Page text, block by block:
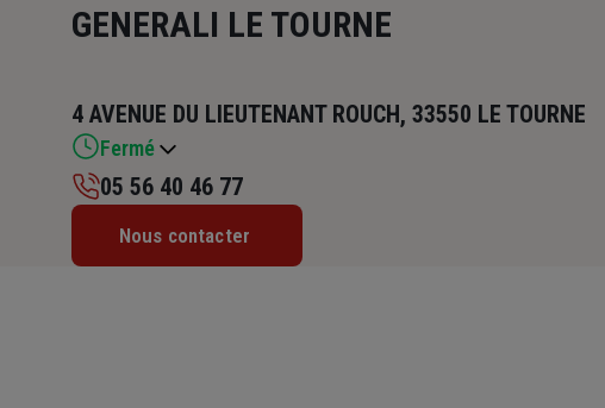
GENERALI LE TOURNE
4 AVENUE DU LIEUTENANT ROUCH, 33550 LE TOURNE
Fermé
Mardi : 09h – 12h30 / 14h – 17h30
05 56 40 46 77
Nous contacter